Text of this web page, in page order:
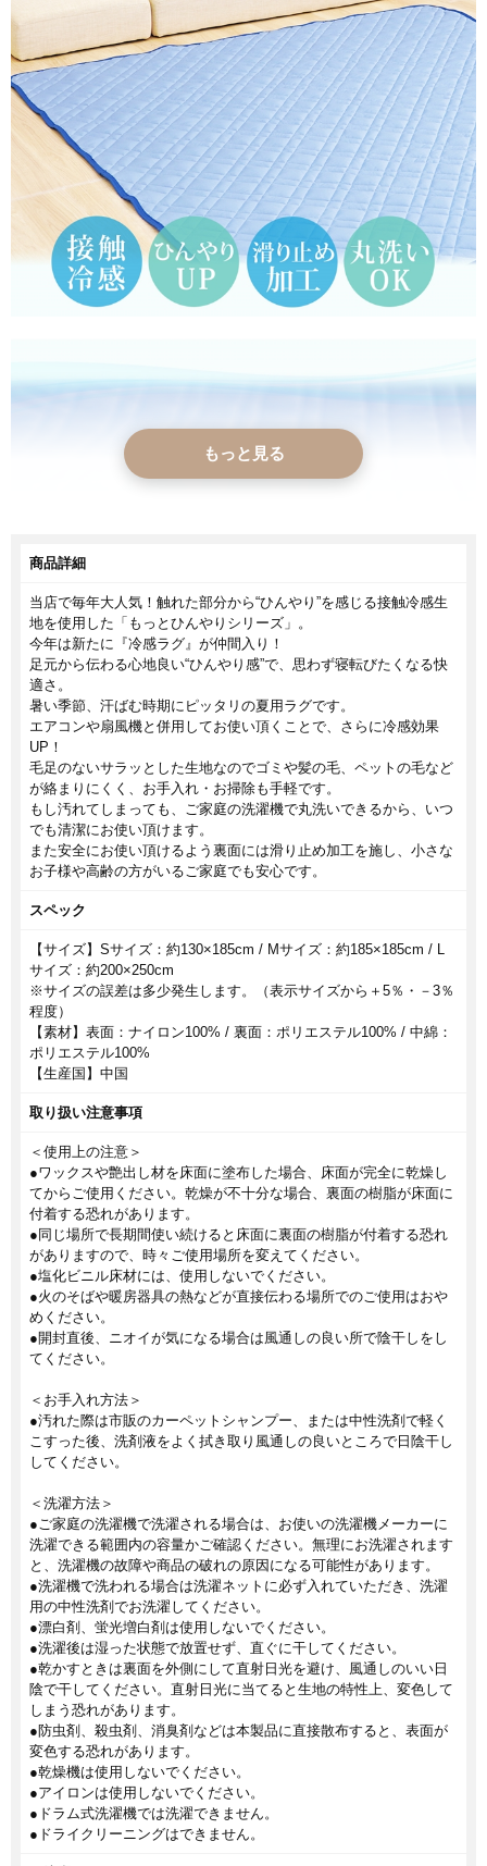
もっと見る
商品詳細
当店で毎年大人気！触れた部分から“ひんやり”を感じる接触冷感生
地を使用した「もっとひんやりシリーズ」。
今年は新たに『冷感ラグ』が仲間入り！
足元から伝わる心地良い“ひんやり感”で、思わず寝転びたくなる快
適さ。
暑い季節、汗ばむ時期にピッタリの夏用ラグです。
エアコンや扇風機と併用してお使い頂くことで、さらに冷感効果
UP！
毛足のないサラッとした生地なのでゴミや髪の毛、ペットの毛など
が絡まりにくく、お手入れ・お掃除も手軽です。
もし汚れてしまっても、ご家庭の洗濯機で丸洗いできるから、いつ
でも清潔にお使い頂けます。
また安全にお使い頂けるよう裏面には滑り止め加工を施し、小さな
お子様や高齢の方がいるご家庭でも安心です。
スペック
【サイズ】Sサイズ：約130×185cm / Mサイズ：約185×185cm / L
サイズ：約200×250cm
※サイズの誤差は多少発生します。（表示サイズから＋5％・－3％
程度）
【素材】表面：ナイロン100% / 裏面：ポリエステル100% / 中綿：
ポリエステル100%
【生産国】中国
取り扱い注意事項
＜使用上の注意＞
●ワックスや艶出し材を床面に塗布した場合、床面が完全に乾燥し
てからご使用ください。乾燥が不十分な場合、裏面の樹脂が床面に
付着する恐れがあります。
●同じ場所で長期間使い続けると床面に裏面の樹脂が付着する恐れ
がありますので、時々ご使用場所を変えてください。
●塩化ビニル床材には、使用しないでください。
●火のそばや暖房器具の熱などが直接伝わる場所でのご使用はおや
めください。
●開封直後、ニオイが気になる場合は風通しの良い所で陰干しをし
てください。
＜お手入れ方法＞
●汚れた際は市販のカーペットシャンプー、または中性洗剤で軽く
こすった後、洗剤液をよく拭き取り風通しの良いところで日陰干し
してください。
＜洗濯方法＞
●ご家庭の洗濯機で洗濯される場合は、お使いの洗濯機メーカーに
洗濯できる範囲内の容量かご確認ください。無理にお洗濯されます
と、洗濯機の故障や商品の破れの原因になる可能性があります。
●洗濯機で洗われる場合は洗濯ネットに必ず入れていただき、洗濯
用の中性洗剤でお洗濯してください。
●漂白剤、蛍光増白剤は使用しないでください。
●洗濯後は湿った状態で放置せず、直ぐに干してください。
●乾かすときは裏面を外側にして直射日光を避け、風通しのいい日
陰で干してください。直射日光に当てると生地の特性上、変色して
しまう恐れがあります。
●防虫剤、殺虫剤、消臭剤などは本製品に直接散布すると、表面が
変色する恐れがあります。
●乾燥機は使用しないでください。
●アイロンは使用しないでください。
●ドラム式洗濯機では洗濯できません。
●ドライクリーニングはできません。